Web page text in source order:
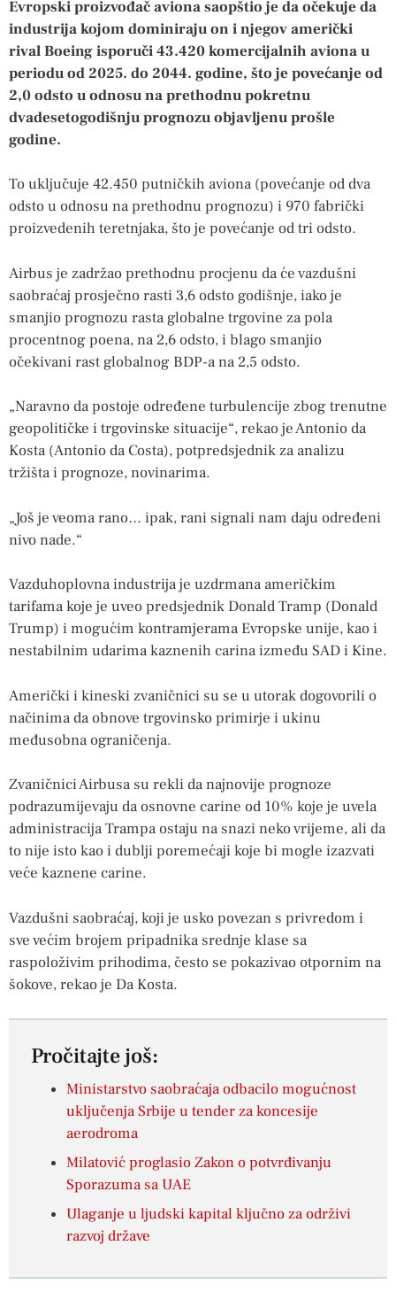
Evropski proizvođač aviona saopštio je da očekuje da
industrija kojom dominiraju on i njegov američki
rival Boeing isporuči 43.420 komercijalnih aviona u
periodu od 2025. do 2044. godine, što je povećanje od
2,0 odsto u odnosu na prethodnu pokretnu
dvadesetogodišnju prognozu objavljenu prošle
godine.
To uključuje 42.450 putničkih aviona (povećanje od dva
odsto u odnosu na prethodnu prognozu) i 970 fabrički
proizvedenih teretnjaka, što je povećanje od tri odsto.
Airbus je zadržao prethodnu procjenu da će vazdušni
saobraćaj prosječno rasti 3,6 odsto godišnje, iako je
smanjio prognozu rasta globalne trgovine za pola
procentnog poena, na 2,6 odsto, i blago smanjio
očekivani rast globalnog BDP-a na 2,5 odsto.
„Naravno da postoje određene turbulencije zbog trenutne
geopolitičke i trgovinske situacije“, rekao je Antonio da
Kosta (Antonio da Costa), potpredsjednik za analizu
tržišta i prognoze, novinarima.
„Još je veoma rano… ipak, rani signali nam daju određeni
nivo nade.“
Vazduhoplovna industrija je uzdrmana američkim
tarifama koje je uveo predsjednik Donald Tramp (Donald
Trump) i mogućim kontramjerama Evropske unije, kao i
nestabilnim udarima kaznenih carina između SAD i Kine.
Američki i kineski zvaničnici su se u utorak dogovorili o
načinima da obnove trgovinsko primirje i ukinu
međusobna ograničenja.
Zvaničnici Airbusa su rekli da najnovije prognoze
podrazumijevaju da osnovne carine od 10% koje je uvela
administracija Trampa ostaju na snazi neko vrijeme, ali da
to nije isto kao i dublji poremećaji koje bi mogle izazvati
veće kaznene carine.
Vazdušni saobraćaj, koji je usko povezan s privredom i
sve većim brojem pripadnika srednje klase sa
raspoloživim prihodima, često se pokazivao otpornim na
šokove, rekao je Da Kosta.
Pročitajte još:
Ministarstvo saobraćaja odbacilo mogućnost
uključenja Srbije u tender za koncesije
aerodroma
Milatović proglasio Zakon o potvrđivanju
Sporazuma sa UAE
Ulaganje u ljudski kapital ključno za održivi
razvoj države